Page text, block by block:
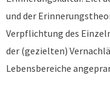
und der
Verpflichtung des
der (gezielten)
Lebensbereiche